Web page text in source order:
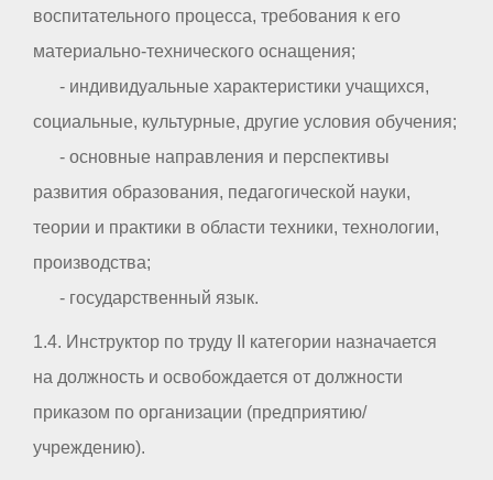
воспитательного процесса, требования к его
материально-технического оснащения;
- индивидуальные характеристики учащихся,
социальные, культурные, другие условия обучения;
- основные направления и перспективы
развития образования, педагогической науки,
теории и практики в области техники, технологии,
производства;
- государственный язык.
1.4. Инструктор по труду II категории назначается
на должность и освобождается от должности
приказом по организации (предприятию/
учреждению).